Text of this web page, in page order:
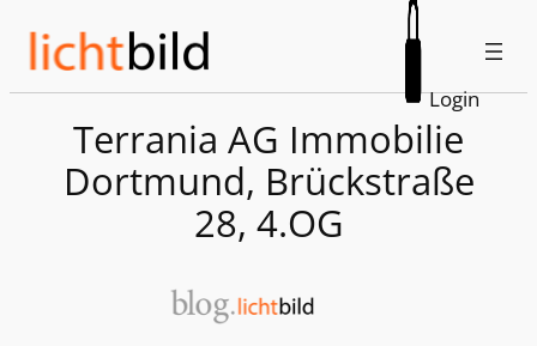
Inhalt
springen
Login
Terrania AG Immobilie
Dortmund, Brückstraße
28, 4.OG